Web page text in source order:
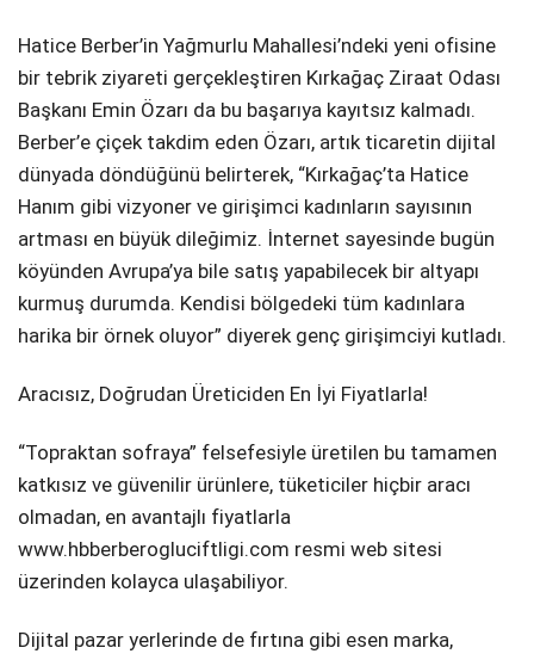
Hatice Berber’in Yağmurlu Mahallesi’ndeki yeni ofisine
bir tebrik ziyareti gerçekleştiren Kırkağaç Ziraat Odası
Başkanı Emin Özarı da bu başarıya kayıtsız kalmadı.
Berber’e çiçek takdim eden Özarı, artık ticaretin dijital
dünyada döndüğünü belirterek, “Kırkağaç’ta Hatice
Hanım gibi vizyoner ve girişimci kadınların sayısının
artması en büyük dileğimiz. İnternet sayesinde bugün
köyünden Avrupa’ya bile satış yapabilecek bir altyapı
kurmuş durumda. Kendisi bölgedeki tüm kadınlara
harika bir örnek oluyor” diyerek genç girişimciyi kutladı.
Aracısız, Doğrudan Üreticiden En İyi Fiyatlarla!
“Topraktan sofraya” felsefesiyle üretilen bu tamamen
katkısız ve güvenilir ürünlere, tüketiciler hiçbir aracı
olmadan, en avantajlı fiyatlarla
www.hbberberogluciftligi.com resmi web sitesi
üzerinden kolayca ulaşabiliyor.
Dijital pazar yerlerinde de fırtına gibi esen marka,